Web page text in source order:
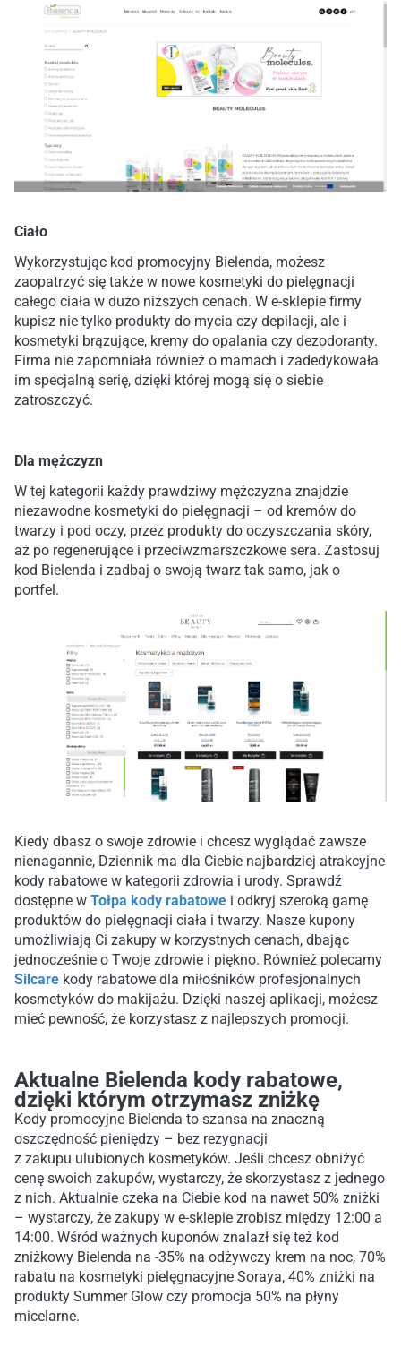
Ciało
Wykorzystując kod promocyjny Bielenda, możesz
zaopatrzyć się także w nowe kosmetyki do pielęgnacji
całego ciała w dużo niższych cenach. W e-sklepie firmy
kupisz nie tylko produkty do mycia czy depilacji, ale i
kosmetyki brązujące, kremy do opalania czy dezodoranty.
Firma nie zapomniała również o mamach i zadedykowała
im specjalną serię, dzięki której mogą się o siebie
zatroszczyć.
Dla mężczyzn
W tej kategorii każdy prawdziwy mężczyzna znajdzie
niezawodne kosmetyki do pielęgnacji – od kremów do
twarzy i pod oczy, przez produkty do oczyszczania skóry,
aż po regenerujące i przeciwzmarszczkowe sera. Zastosuj
kod Bielenda i zadbaj o swoją twarz tak samo, jak o
portfel.
Kiedy dbasz o swoje zdrowie i chcesz wyglądać zawsze
nienagannie, Dziennik ma dla Ciebie najbardziej atrakcyjne
kody rabatowe w kategorii zdrowia i urody. Sprawdź
dostępne w Tołpa kody rabatowe i odkryj szeroką gamę
produktów do pielęgnacji ciała i twarzy. Nasze kupony
umożliwiają Ci zakupy w korzystnych cenach, dbając
jednocześnie o Twoje zdrowie i piękno. Również polecamy
Silcare kody rabatowe dla miłośników profesjonalnych
kosmetyków do makijażu. Dzięki naszej aplikacji, możesz
mieć pewność, że korzystasz z najlepszych promocji.
Aktualne Bielenda kody rabatowe,
dzięki którym otrzymasz zniżkę
Kody promocyjne Bielenda to szansa na znaczną
oszczędność pieniędzy – bez rezygnacji
z zakupu ulubionych kosmetyków. Jeśli chcesz obniżyć
cenę swoich zakupów, wystarczy, że skorzystasz z jednego
z nich. Aktualnie czeka na Ciebie kod na nawet 50% zniżki
– wystarczy, że zakupy w e-sklepie zrobisz między 12:00 a
14:00. Wśród ważnych kuponów znalazł się też kod
zniżkowy Bielenda na -35% na odżywczy krem na noc, 70%
rabatu na kosmetyki pielęgnacyjne Soraya, 40% zniżki na
produkty Summer Glow czy promocja 50% na płyny
micelarne.